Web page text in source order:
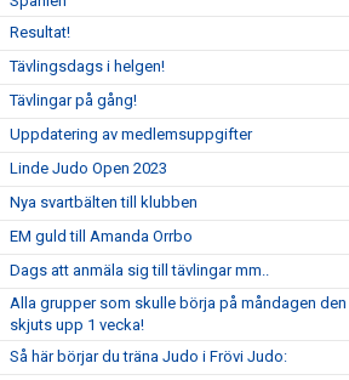
Resultat!
Tävlingsdags i helgen!
Tävlingar på gång!
Uppdatering av medlemsuppgifter
Linde Judo Open 2023
Nya svartbälten till klubben
EM guld till Amanda Orrbo
Dags att anmäla sig till tävlingar mm..
Alla grupper som skulle börja på måndagen
skjuts upp 1 vecka!
Så här börjar du träna Judo i Frövi Judo: